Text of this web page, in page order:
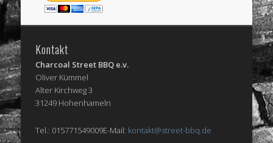
Kontakt
Charcoal Street BBQ e.v.
Oliver Kümmel
Alter Kirchweg 3
31249 Hohenhameln
Tel.: 015771549009E-Mail: kontakt@street-bbq.de